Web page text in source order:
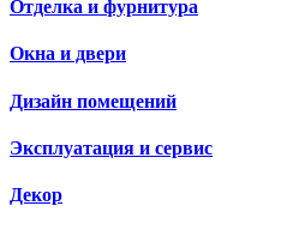
Отделка и фурнитура
Окна и двери
Дизайн помещений
Эксплуатация и сервис
Декор